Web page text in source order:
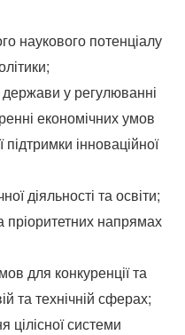
наукового потенціалу
у регулюванні
економічних умов
підтримки інноваційної
діяльності та освіти;
пріоритетних напрямах
для конкуренції та
та технічній сферах;
цілісної системи